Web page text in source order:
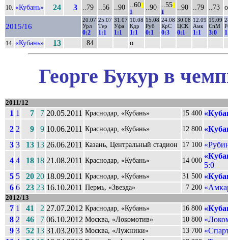
10. «Кубань» 24 3 ..79 ..56 ..90 ..60
1
..90 ..55
1
..90 ..79 ..73 о
2015/16
20.07
Урл
0:2
25.07
Тер
1:1
31.07
Уфа
1:1
10.08
Кдр
1:1
15.08
Руб
0:1
24.08
КрС
0:3
30.08
ЦСК
0:1
12.09
Амк
1:1
19.09
СпМ
3:0
14. «Кубань» 13 ..84 о
Георге Букур в
2011/12
1 1 7 7 20.05.2011 Краснодар, «Кубань» 15 400
2 2 9 9 10.06.2011 Краснодар, «Кубань» 12 800
3 3 13 13 26.06.2011 Казань, Центральный стадион 17 100
4 4 18 18 21.08.2011 Краснодар, «Кубань» 14 000
5:0
5 5 20 20 18.09.2011 Краснодар, «Кубань» 31 500
6 6 23 23 16.10.2011 Пермь, «Звезда» 7 200
2012/13
7 1 41 2 27.07.2012 Краснодар, «Кубань» 16 800
8 2 46 7 06.10.2012 Москва, «Локомотив» 10 800
9 3 52 13 31.03.2013 Москва, «Лужники» 13 700